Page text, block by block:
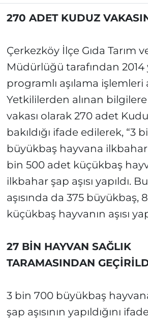
270 ADET KUDUZ
Çerkezköy İlçe Gıda Tarım
Müdürlüğü tarafından 2014
programlı aşılama işlemleri
Yetkililerden alınan
vakası olarak 270 adet
bakıldığı ifade edilerek, “3
büyükbaş hayvana ilkbahar
bin 500 adet küçükbaş
ilkbahar şap aşısı yapıldı.
aşısında da 375 büyükbaş,
küçükbaş hayvanın aşısı
27 BİN HAYVAN SAĞLIK
TARAMASINDAN
3 bin 700 büyükbaş
şap aşısının yapıldığını